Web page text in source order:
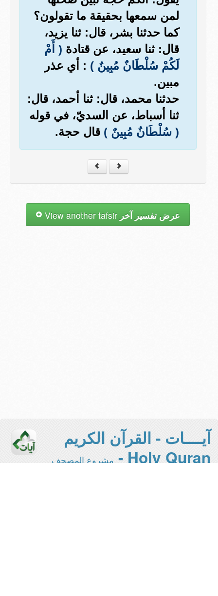
لمن سمعها بحقيقة ما تقولون؟
كما حدثنا بشر، قال: ثنا يزيد،
قال: ثنا سعيد، عن قتادة ( أَمْ
لَكُمْ سُلْطَانٌ مُبِينٌ ) : أي عذر
مبين.
حدثنا محمد، قال: ثنا أحمد، قال:
ثنا أسباط، عن السديّ، في قوله
( سُلْطَانٌ مُبِينٌ ) قال حجة.
عرض تفسير آخر
آيــــات - القرآن الكريم
Holy Quran -
مشروع المصحف